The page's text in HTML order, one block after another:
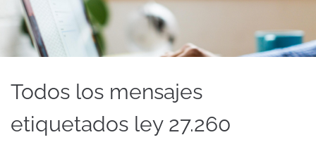
Todos los mensajes
etiquetados ley 27.260